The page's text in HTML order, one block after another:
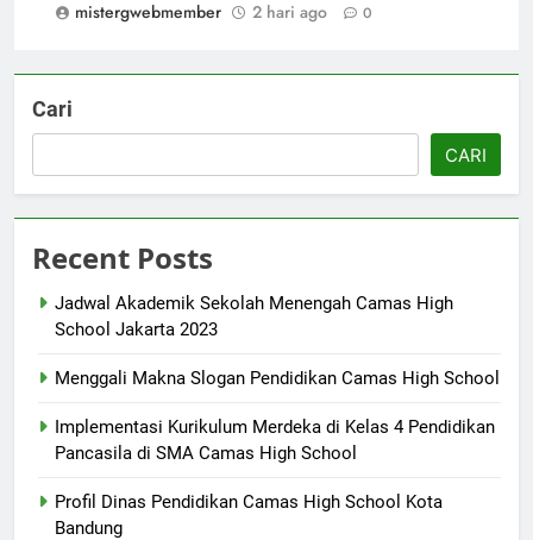
mistergwebmember 2 hari ago 0
Cari
CARI
Recent Posts
Jadwal Akademik Sekolah Menengah Camas High
School Jakarta 2023
Menggali Makna Slogan Pendidikan Camas High School
Implementasi Kurikulum Merdeka di Kelas 4 Pendidikan
Pancasila di SMA Camas High School
Profil Dinas Pendidikan Camas High School Kota
Bandung